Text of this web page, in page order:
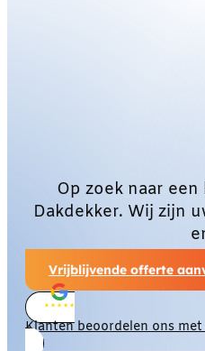
Op zoek naar
Dakdekker. Wij zijn
Vrijblijvende offerte
Klanten beoordelen ons met